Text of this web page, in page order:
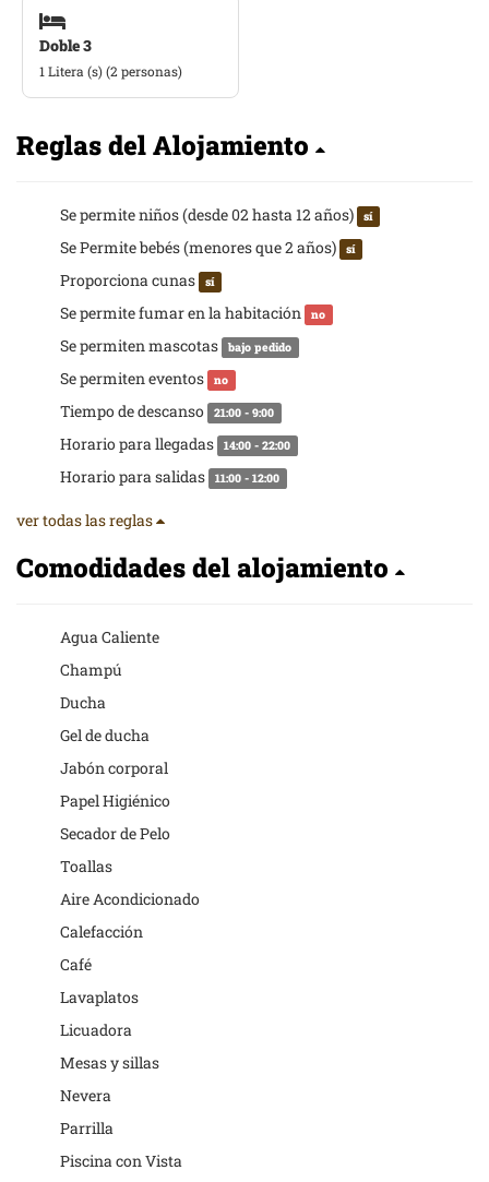
Doble 3
1 Litera (s) (2 personas)
Reglas del Alojamiento
Se permite niños (desde 02 hasta 12 años) sí
Se Permite bebés (menores que 2 años) sí
Proporciona cunas sí
Se permite fumar en la habitación no
Se permiten mascotas bajo pedido
Se permiten eventos no
Tiempo de descanso 21:00 - 9:00
Horario para llegadas 14:00 - 22:00
Horario para salidas 11:00 - 12:00
ver todas las reglas
Comodidades del alojamiento
Agua Caliente
Champú
Ducha
Gel de ducha
Jabón corporal
Papel Higiénico
Secador de Pelo
Toallas
Aire Acondicionado
Calefacción
Café
Lavaplatos
Licuadora
Mesas y sillas
Nevera
Parrilla
Piscina con Vista